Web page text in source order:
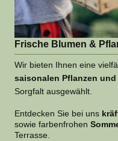
Frische Blumen &
Wir bieten Ihnen eine
saisonalen Pflanzen und
Sorgfalt ausgewählt.
Entdecken Sie bei uns
sowie farbenfrohen
Terrasse.